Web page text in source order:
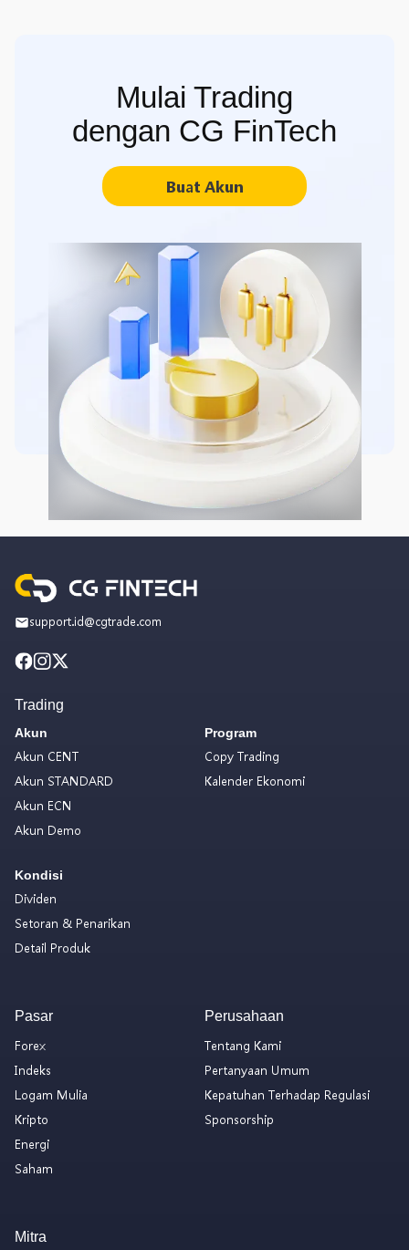
Mulai Trading
dengan CG FinTech
Buat Akun
support.id@cgtrade.com
Trading
Akun
Akun CENT
Akun STANDARD
Akun ECN
Akun Demo
Kondisi
Dividen
Setoran & Penarikan
Detail Produk
Program
Copy Trading
Kalender Ekonomi
Pasar
Forex
Indeks
Logam Mulia
Kripto
Energi
Saham
Perusahaan
Tentang Kami
Pertanyaan Umum
Kepatuhan Terhadap Regulasi
Sponsorship
Mitra